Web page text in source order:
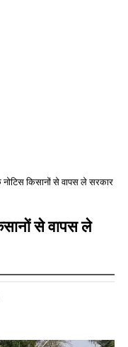
नोटिस किसानों से वापस ले सरकार
से वापस ले